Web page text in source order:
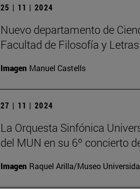
25 | 11 | 2024
Nuevo departamento de
Facultad de Filosofía y Letras
Imagen Manuel Castells
27 | 11 | 2024
La Orquesta Sinfónica
del MUN en su 6º concierto
Imagen Raquel Arilla/Museo